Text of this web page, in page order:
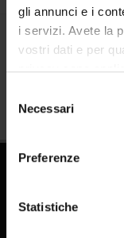
gli annunci e i
i servizi. Avete la
vostri dati e per
privacy sono
modificare o
momento dalla
raccogliere
geografica,
delNecessari
Preferenze
Statistiche